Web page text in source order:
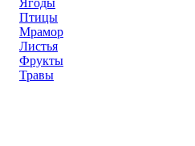
Ягоды
Птицы
Мрамор
Листья
Фрукты
Травы